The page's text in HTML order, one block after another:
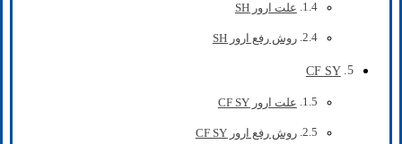
علت ارور SH
روش رفع ارور SH
CF SY
علت ارور CF SY
روش رفع ارور CF SY